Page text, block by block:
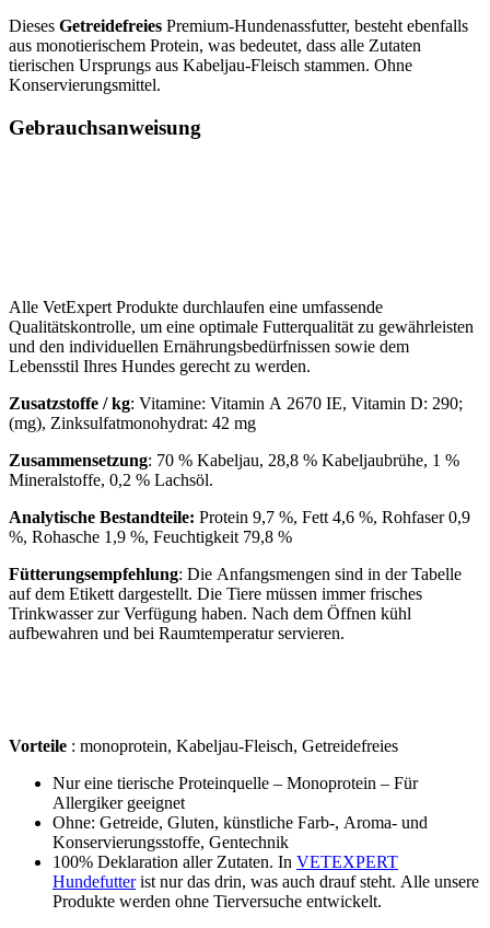
Dieses Getreidefreies Premium-Hundenassfutter, besteht ebenfalls
aus monotierischem Protein, was bedeutet, dass alle Zutaten
tierischen Ursprungs aus Kabeljau-Fleisch stammen. Ohne
Konservierungsmittel.
Gebrauchsanweisung
Alle VetExpert Produkte durchlaufen eine umfassende
Qualitätskontrolle, um eine optimale Futterqualität zu gewährleisten
und den individuellen Ernährungsbedürfnissen sowie dem
Lebensstil Ihres Hundes gerecht zu werden.
Zusatzstoffe / kg: Vitamine: Vitamin A 2670 IE, Vitamin D: 290;
(mg), Zinksulfatmonohydrat: 42 mg
Zusammensetzung: 70 % Kabeljau, 28,8 % Kabeljaubrühe, 1 %
Mineralstoffe, 0,2 % Lachsöl.
Analytische Bestandteile: Protein 9,7 %, Fett 4,6 %, Rohfaser 0,9
%, Rohasche 1,9 %, Feuchtigkeit 79,8 %
Fütterungsempfehlung: Die Anfangsmengen sind in der Tabelle
auf dem Etikett dargestellt. Die Tiere müssen immer frisches
Trinkwasser zur Verfügung haben. Nach dem Öffnen kühl
aufbewahren und bei Raumtemperatur servieren.
Vorteile : monoprotein, Kabeljau-Fleisch, Getreidefreies
Nur eine tierische Proteinquelle – Monoprotein – Für
Allergiker geeignet
Ohne: Getreide, Gluten, künstliche Farb-, Aroma- und
Konservierungsstoffe, Gentechnik
100% Deklaration aller Zutaten. In VETEXPERT
Hundefutterist nur das drin, was auch drauf steht. Alle unsere
Produkte werden ohne Tierversuche entwickelt.